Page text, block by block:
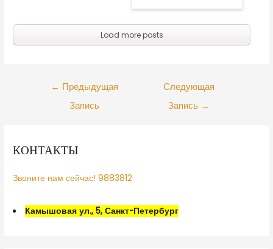
Load more posts
← Предыдущая
Запись
Следующая
Запись →
КОНТАКТЫ
Звоните нам сейчас! 9883812
Камышовая ул., 5, Санкт-Петербург